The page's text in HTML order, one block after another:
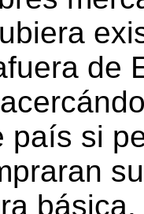
de
país si